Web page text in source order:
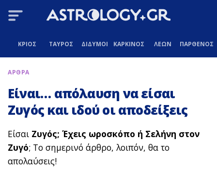
ΚΡΙΟΣ ΤΑΥΡΟΣ ΔΙΔΥΜΟΙ ΚΑΡΚΙΝΟΣ ΛΕΩΝ ΠΑΡΘΕΝΟΣ
ΑΡΘΡΑ
Είναι… απόλαυση να είσαι
Ζυγός και ιδού οι αποδείξεις
Είσαι Ζυγός; Έχεις ωροσκόπο ή Σελήνη στον
Ζυγό; Το σημερινό άρθρο, λοιπόν, θα το
απολαύσεις!